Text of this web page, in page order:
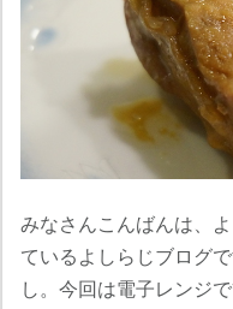
みなさんこんばんは、
ているよしらじブログ
し。今回は電子レンジ